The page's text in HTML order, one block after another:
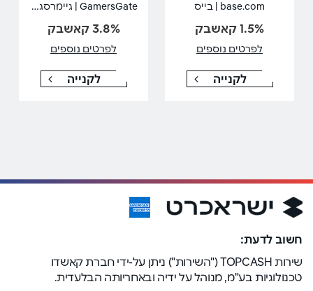
base.com | בייס
1.5% קאשבק
לפרטים נוספים
לקנייה
GamersGate | גיימרסגייט
3.8% קאשבק
לפרטים נוספים
לקנייה
חשוב לדעת:
שירות TOPCASH ("השירות") ניתן על-ידי חברת קאשדו
טכנולוגיות בע"מ, מנוהל על ידיה ובאחריותה הבלעדית.